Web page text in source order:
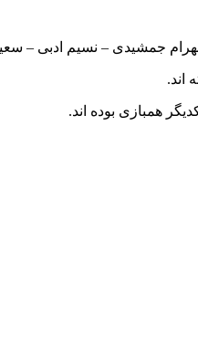
جمشیدی – نسیم ادبی –
اند.
همبازی بوده اند.